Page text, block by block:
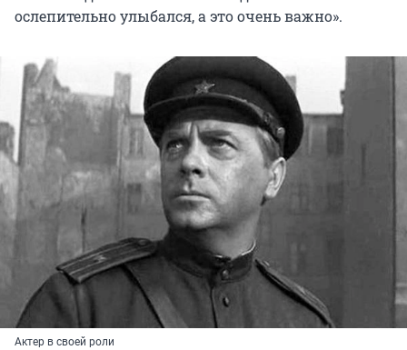
ослепительно улыбался, а это очень важно».
Актер в своей роли